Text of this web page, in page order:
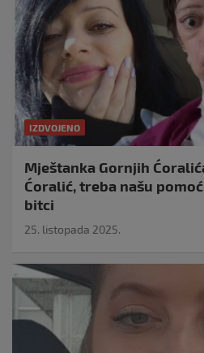
IZDVOJENO
Mještanka Gornjih
Ćoralić, treba našu
bitci
25. listopada 2025.